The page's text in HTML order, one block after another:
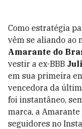
Como estratégia
vêm se aliando ao
Amarante do
vestir a ex-BBB
em sua primeira
vencedora da
foi instantâneo,
marca, a
seguidores no